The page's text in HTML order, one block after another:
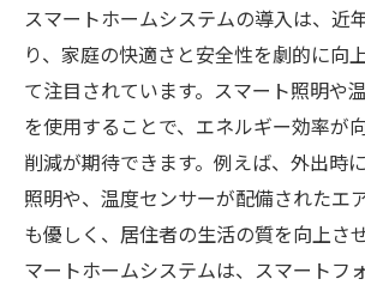
スマートホームシステムで実現
らし
スマートホームシステムの導入は、近
り、家庭の快適さと安全性を劇的に向
て注目されています。スマート照明や
を使用することで、エネルギー効率が
削減が期待できます。例えば、外出時
照明や、温度センサーが配備されたエ
も優しく、居住者の生活の質を向上さ
マートホームシステムは、スマートフ